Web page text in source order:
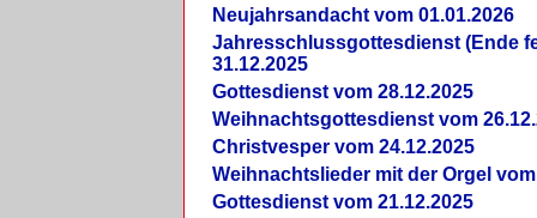
Neujahrsandacht vom 01.01.2026
Jahresschlussgottesdienst (Ende
31.12.2025
Gottesdienst vom 28.12.2025
Weihnachtsgottesdienst vom
Christvesper vom 24.12.2025
Weihnachtslieder mit der Orgel vom
Gottesdienst vom 21.12.2025